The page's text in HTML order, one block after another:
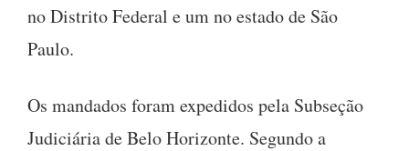
no Distrito Federal e um no estado de São
Paulo.
Os mandados foram expedidos pela Subseção
Judiciária de Belo Horizonte. Segundo a